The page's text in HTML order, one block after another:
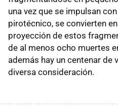
una vez que se impulsan
pirotécnico, se convierten
proyección de estos
de al menos ocho muertes
además hay un centenar de
diversa consideración.